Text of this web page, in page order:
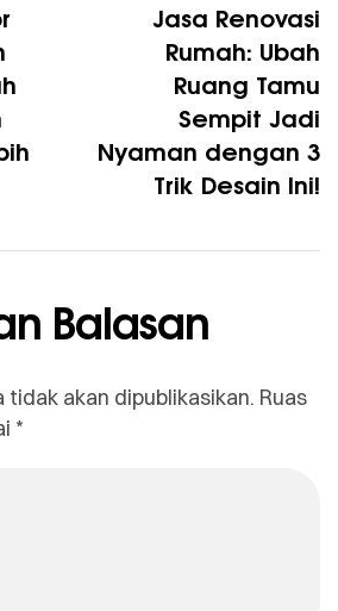
Jasa Renovasi
Rumah: Ubah
Ruang Tamu
Sempit Jadi
Nyaman dengan 3
Trik Desain Ini!
Balasan
akan dipublikasikan. Ruas
*